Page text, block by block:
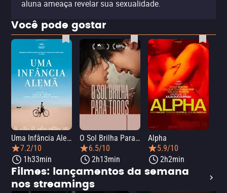
aluna ameaça revelar sua sexualidade.
Você pode gostar
Uma Infância Alemã
7.2/10
1h33min
O Sol Brilha Para Todos
6.5/10
2h13min
Alpha
5.9/10
2h2min
Filmes: lançamentos da semana
nos streamings